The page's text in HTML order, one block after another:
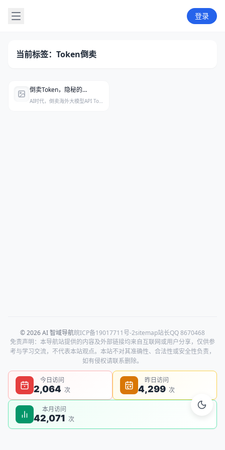
登录
当前标签：Token倒卖
倒卖Token，隐秘的中转站生意有多暴利
AI时代，倒卖海外大模型API Token的中转站生意月流水可达500万、毛利率近50%，但背后充斥着假模型调包、用户数据窃取与监管围剿的灰色暴利。
© 2026 AI 智域导航皖ICP备19017711号-2sitemap站长QQ 8670468
免责声明：本导航站提供的内容及外部链接均来自互联网或用户分享，仅供参
考与学习交流，不代表本站观点。本站不对其准确性、合法性或安全性负责，
如有侵权请联系删除。
今日访问
2,064 次
昨日访问
4,299 次
本月访问
42,071 次